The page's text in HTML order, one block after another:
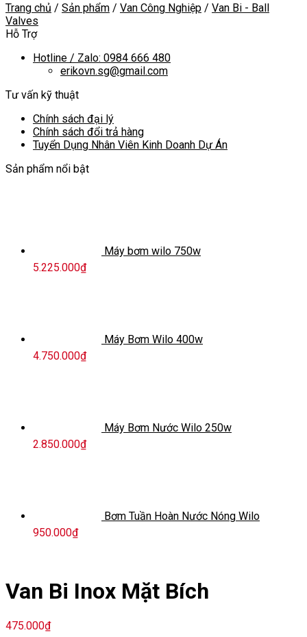
Trang chủ / Sản phẩm / Van Công Nghiệp / Van Bi - Ball
Valves
Hỗ Trợ
Hotline / Zalo: 0984 666 480
erikovn.sg@gmail.com
Tư vấn kỹ thuật
Chính sách đại lý
Chính sách đổi trả hàng
Tuyển Dụng Nhân Viên Kinh Doanh Dự Án
Sản phẩm nổi bật
Máy bơm wilo 750w
5.225.000₫
Máy Bơm Wilo 400w
4.750.000₫
Máy Bơm Nước Wilo 250w
2.850.000₫
Bơm Tuần Hoàn Nước Nóng Wilo
950.000₫
Van Bi Inox Mặt Bích
475.000₫